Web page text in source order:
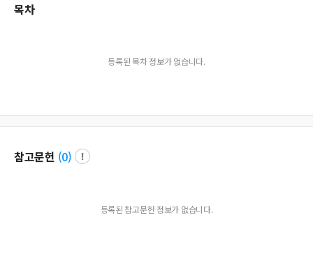
목차
등록된 목차 정보가 없습니다.
참고문헌 (0)
등록된 참고문헌 정보가 없습니다.